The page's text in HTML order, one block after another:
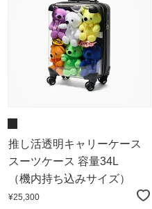
推し活透明キャリーケース
スーツケース 容量34L
（機内持ち込みサイズ）
¥25,300